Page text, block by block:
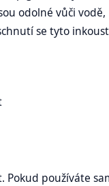
odolné vůči vodě,
se tyto
Pokud používáte